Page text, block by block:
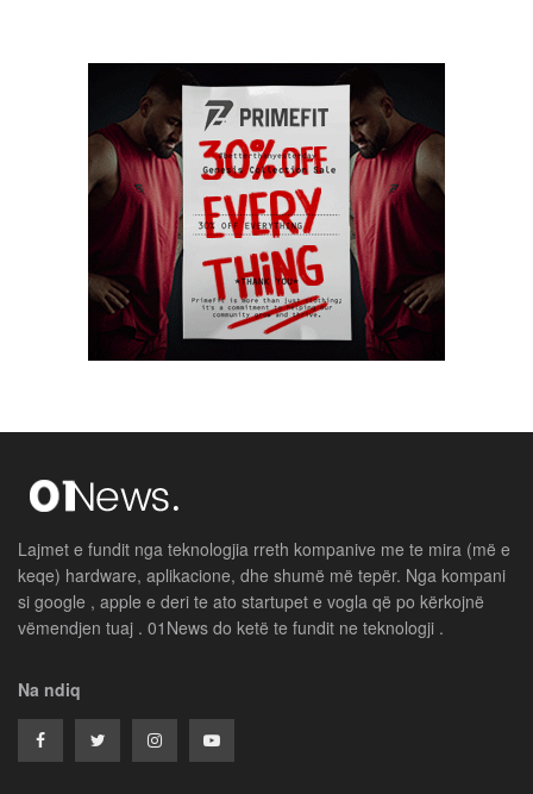
Lajmet e fundit nga teknologjia rreth kompanive me te mira (më e
keqe) hardware, aplikacione, dhe shumë më tepër. Nga kompani
si google , apple e deri te ato startupet e vogla që po kërkojnë
vëmendjen tuaj . 01News do ketë te fundit ne teknologji .
Na ndiq